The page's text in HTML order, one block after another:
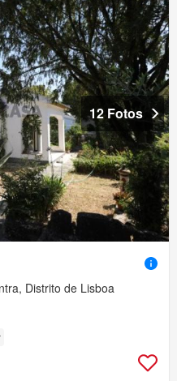
12 Fotos
Distrito de Lisboa